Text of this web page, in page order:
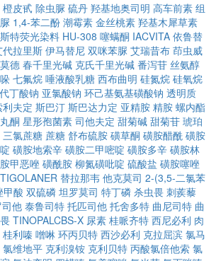
橙皮甙 除虫脲 硫丹 羟基地奥司明 高车前素 组
1,4-苯二酚 潮霉素 金丝桃素 羟基木犀草素
特荧光染料 HU-308 噻螨酮 IACVITA 依鲁替
代拉里斯 伊马替尼 双咪苯脲 艾瑞昔布 茚虫威
德 春千里光碱 克氏千里光碱 番泻苷 丝氨醇
七氟烷 唾液酸乳糖 西布曲明 硅氮烷 硅氧烷
丁酸钠 亚氯酸钠 环己基氨基磺酸钠 透明质
利夫定 斯巴汀 斯巴达力定 亚精胺 精胺 螺内酯
酮 星形孢菌素 司他夫定 甜菊碱 甜菊苷 琥珀
三氯蔗糖 蔗糖 舒布硫胺 磺草酮 磺胺醋酰 磺胺
磺胺地索辛 磺胺二甲嘧啶 磺胺多辛 磺胺林
甲恶唑 磺酰胺 柳氮磺吡啶 硫酸盐 磺胺噻唑
TIGOLANER 替拉那韦 他克莫司 2-(3,5-二氯苯
甲酸 双硫磷 坦罗莫司 特丁磷 杀虫畏 刺蒺藜
他 泰鲁司特 托匹司他 托舍多特 曲尼司特 曲
TINOPALCBS-X 尿素 桂哌齐特 西尼必利 肉
桂利嗪 噌啉 环丙贝特 西沙必利 克拉屈滨 氯马
氯维地平 克利溴铵 克利贝特 丙酸氯倍他索 氯